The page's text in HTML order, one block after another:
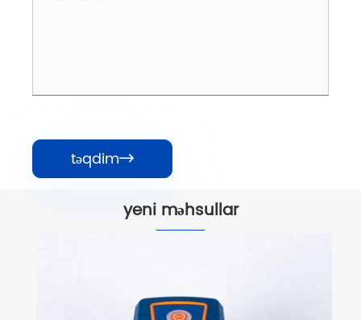
təqdim
yeni məhsullar